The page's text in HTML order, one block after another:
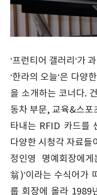
‘프런티어 갤러리‘가
‘한라의 오늘‘은 다양
을 소개하는 코너다.
동차 부문, 교육&스포
타내는 RFID 카드를
다양한 시청각 자료들
정인영 명예회장에
翁)’이라는 수식어가
룹 회장에 올라 1989